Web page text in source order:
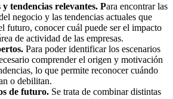
tendencias relevantes. Para encontrar las
negocio y las tendencias actuales que
futuro, conocer cuál puede ser el impacto
de actividad de las empresas.
Para poder identificar los escenarios
comprender el origen y motivación
lo que permite reconocer cuándo
o debilitan.
de futuro. Se trata de combinar distintas